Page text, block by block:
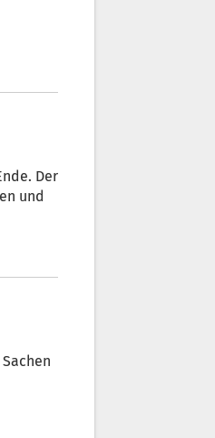
Der
und